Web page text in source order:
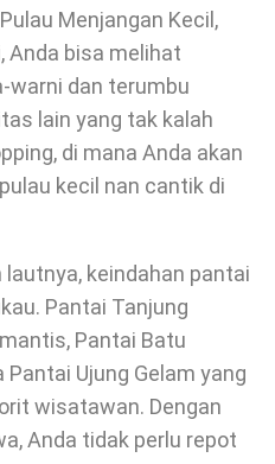
Menjangan Kecil,
Anda bisa melihat
warni dan terumbu
lain yang tak kalah
di mana Anda akan
kecil nan cantik di
keindahan pantai
Pantai Tanjung
Pantai Batu
Pantai Ujung Gelam yang
wisatawan. Dengan
Anda tidak perlu repot